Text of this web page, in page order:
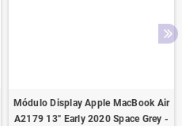
Módulo Display Apple MacBook Air
A2179 13'' Early 2020 Space Grey -